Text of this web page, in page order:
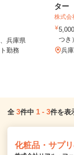
兵庫県
勤務
ター
株式会
つ
兵
全 3件中 1 - 3件を表
化粧品・サプ